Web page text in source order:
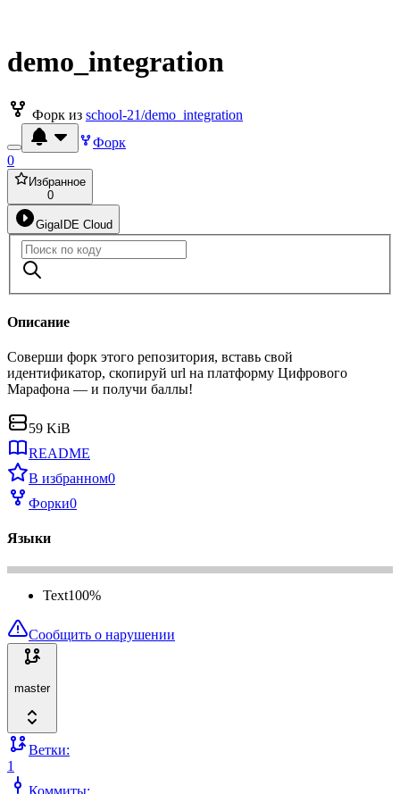
demo_integration
Форк из school-21/demo_integration
Форк
0
Избранное
0
GigaIDE Cloud
Описание
Соверши форк этого репозитория, вставь свой
идентификатор, скопируй url на платформу Цифрового
Марафона — и получи баллы!
59 KiB
README
В избранном0
Форки0
Языки
Text100%
Сообщить о нарушении
master
Ветки:
1